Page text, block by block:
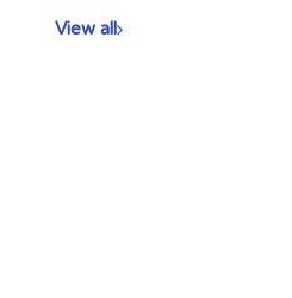
View all